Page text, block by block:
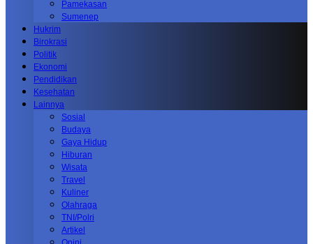
Pamekasan
Sumenep
Hukrim
Birokrasi
Politik
Ekonomi
Pendidikan
Kesehatan
Lainnya
Sosial
Budaya
Gaya Hidup
Hiburan
Wisata
Travel
Kuliner
Olahraga
TNI/Polri
Artikel